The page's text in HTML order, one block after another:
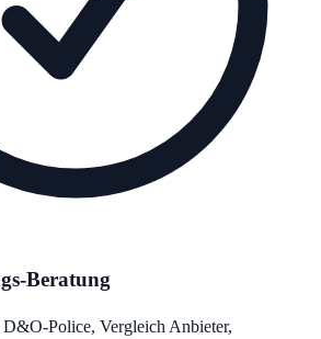
Beratung
Police, Vergleich Anbieter,